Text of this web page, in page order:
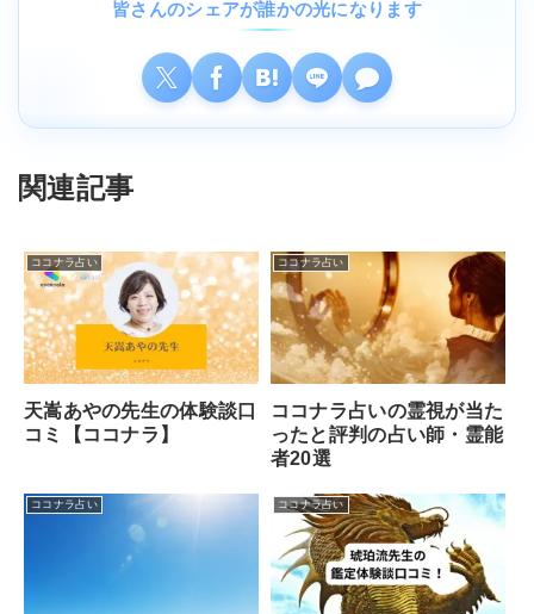
皆さんのシェアが誰かの光になります
関連記事
ココナラ占い
天嵩あやの先生の体験談口
コミ【ココナラ】
ココナラ占い
ココナラ占いの霊視が当た
ったと評判の占い師・霊能
者20選
ココナラ占い ココナラ占い